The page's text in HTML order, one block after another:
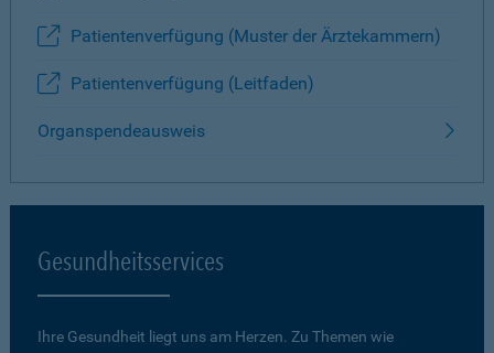
Patientenverfügung (Muster der Ärztekammern)
Patientenverfügung (Leitfaden)
Organspendeausweis
Gesundheitsservices
Ihre Gesundheit liegt uns am Herzen. Zu Themen wie